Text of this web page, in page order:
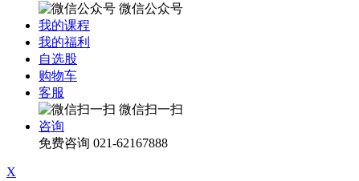
微信公众号
我的课程
我的福利
自选股
购物车
客服
微信扫一扫
咨询
免费咨询 021-62167888
X